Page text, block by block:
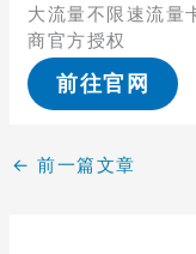
大流量不限速流量
商官方授权
前往官网
← 前一篇文章